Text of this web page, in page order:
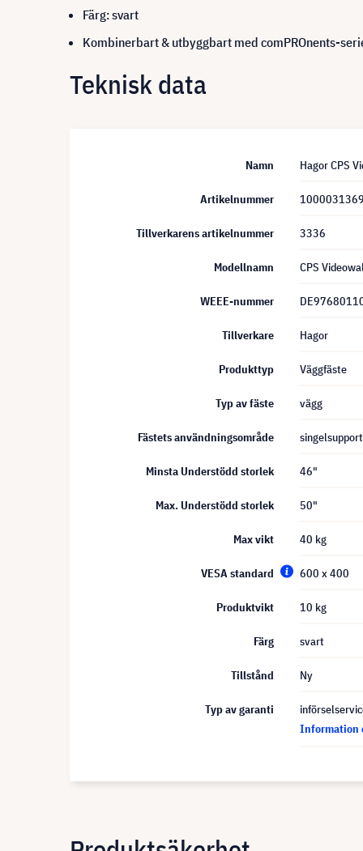
Färg: svart
Kombinerbart & utbyggbart med comPROnents-
Teknisk data
Namn Hagor CPS
Artikelnummer
Tillverkarens artikelnummer 3336
Modellnamn CPS
WEEE-nummer
Tillverkare Hagor
Produkttyp Väggfäste
Typ av fäste vägg
Fästets användningsområde singelsupport
Minsta Understödd storlek 46"
Max. Understödd storlek 50"
Max vikt 40 kg
VESA standard 600 x 400
Produktvikt 10 kg
Färg svart
Tillstånd Ny
Typ av garanti
Information